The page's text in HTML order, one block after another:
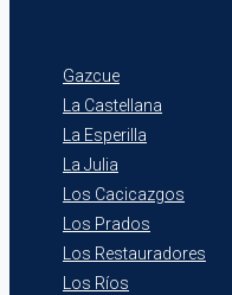
Gazcue
La Castellana
La Esperilla
La Julia
Los Cacicazgos
Los Prados
Los Restauradores
Los Ríos